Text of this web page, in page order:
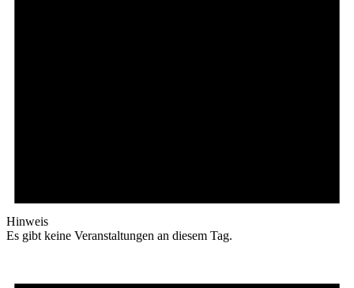
Hinweis
Es gibt keine Veranstaltungen an diesem Tag.